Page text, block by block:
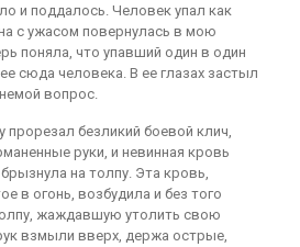
и поддалось. Человек упал как
с ужасом повернулась в мою
поняла, что упавший один в один
сюда человека. В ее глазах застыл
вопрос.
прорезал безликий боевой клич,
руки, и невинная кровь
на толпу. Эта кровь,
в огонь, возбудила и без того
жаждавшую утолить свою
взмыли вверх, держа острые,